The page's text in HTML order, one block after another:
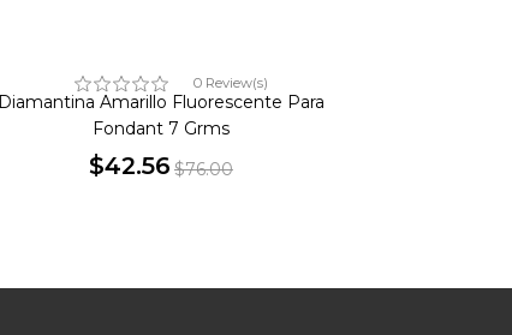
0 Review(s)
Diamantina Amarillo Fluorescente Para
Fondant 7 Grms
$42.56 $76.00